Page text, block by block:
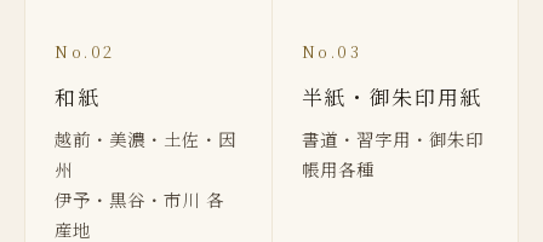
No.02
和紙
越前・美濃・土佐・因
州
伊予・黒谷・市川 各
産地
No.03
半紙・御朱印用紙
書道・習字用・御朱印
帳用各種